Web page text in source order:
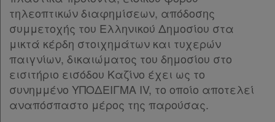
τηλεοπτικών διαφημίσεων, απόδοσης
συμμετοχής του Ελληνικού Δημοσίου στα
μικτά κέρδη στοιχημάτων και τυχερών
παιγνίων, δικαιώματος του δημοσίου στο
εισιτήριο εισόδου Καζίνο έχει ως το
συνημμένο ΥΠΟΔΕΙΓΜΑ IV, το οποίο αποτελεί
αναπόσπαστο μέρος της παρούσας.